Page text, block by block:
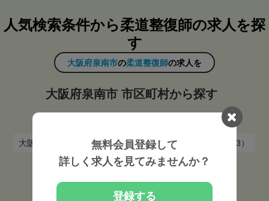
人気検索条件から柔道整復師の求人を探
す
大阪府泉南市の柔道整復師の求人を
大阪府泉南市 市区町村から探す
泉大津市（6）
大阪市東住吉区（5）
大阪市中央区（19）
高槻市（13）
大阪市城東区（8）
八尾市（9）
箕面市（4）
吹田市（9）
大阪市都島区（5）
交野市（2）
無料会員登録して
詳しく求人を見てみませんか？
登録する